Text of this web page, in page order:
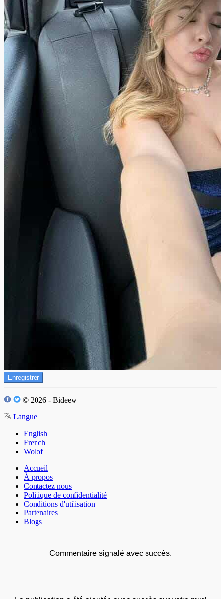
Enregistrer
© 2026 - Bideew
Langue
English
French
Wolof
Accueil
À propos
Contactez nous
Politique de confidentialité
Conditions d'utilisation
Partenaires
Blogs
Commentaire signalé avec succès.